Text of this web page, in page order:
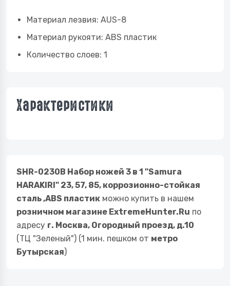
Материал лезвия: AUS-8
Материал рукояти: ABS пластик
Количество слоев: 1
Характеристики
SHR-0230B Набор ножей 3 в 1 "Samura
HARAKIRI" 23, 57, 85, коррозионно-стойкая
сталь ,ABS пластик можно купить в нашем
розничном магазине ExtremeHunter.Ru по
адресу г. Москва, Огородный проезд, д.10
(ТЦ "Зеленый") (1 мин. пешком от метро
Бутырская)